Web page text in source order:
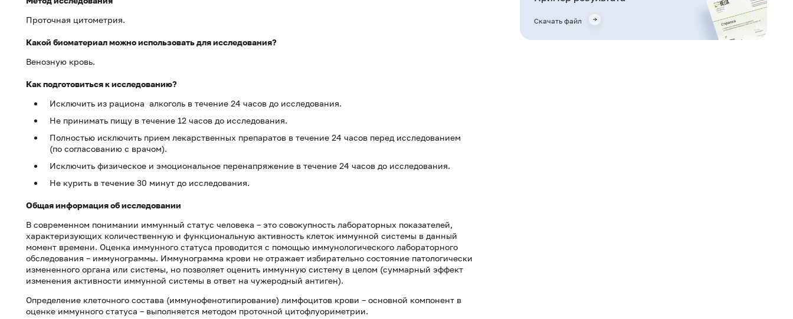
Проточная цитометрия.
Какой биоматериал можно использовать для исследования?
Венозную кровь.
Как подготовиться к исследованию?
Исключить из рациона алкоголь в течение 24 часов до исследования.
Не принимать пищу в течение 12 часов до исследования.
Полностью исключить прием лекарственных препаратов в течение 24 часов перед исследованием
(по согласованию с врачом).
Исключить физическое и эмоциональное перенапряжение в течение 24 часов до исследования.
Не курить в течение 30 минут до исследования.
Общая информация об исследовании
В современном понимании иммунный статус человека – это совокупность лабораторных показателей,
характеризующих ко­личественную и функциональную активность клеток иммунной системы в данный
момент времени. Оценка иммунного статуса проводится с помощью иммунологического лабораторного
обследования – иммунограммы. Иммунограмма крови не отража­ет избирательно состояние патологически
измененного органа или системы, но позволяет оценить иммунную систему в целом (сум­марный эффект
изменения активности иммунной системы в ответ на чужеродный антиген).
Определение клеточного состава (иммунофенотипирование) лимфоцитов крови – основной компонент в
оценке иммунного статуса – выполняется методом проточной цитофлуориметрии.
Скачать файл